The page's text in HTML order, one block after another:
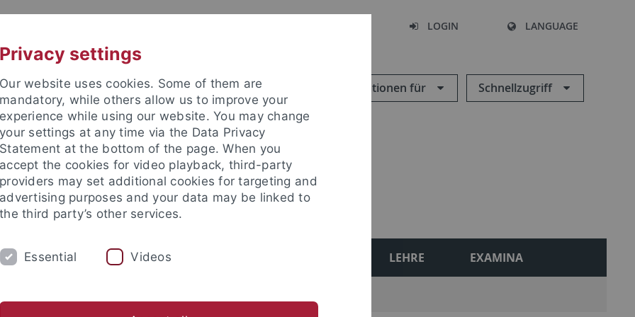
LOGIN LANGUAGE
Informationen für Schnellzugriff
FORSCHUNG LEHRE EXAMINA
Privacy settings
Our website uses cookies. Some of them are
mandatory, while others allow us to improve your
experience while using our website. You may change
your settings at any time via the Data Privacy
Statement at the bottom of the page. When you
accept the cookies for video playback, third-party
providers may set additional cookies for targeting and
advertising purposes and your data may be linked to
the third party’s other services.
Essential Videos